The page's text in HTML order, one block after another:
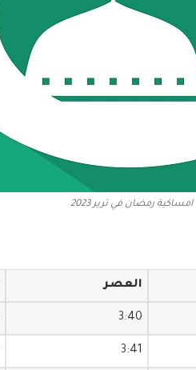
امساكية رمضان في ترير 2023
العصر
3:40
3:41